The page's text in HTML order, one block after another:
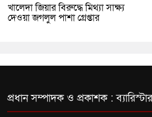
খালেদা জিয়ার বিরুদ্ধে মিথ্যা সাক্ষ্য
দেওয়া জগলুল পাশা গ্রেপ্তার
প্রধান সম্পাদক ও প্রকাশক :